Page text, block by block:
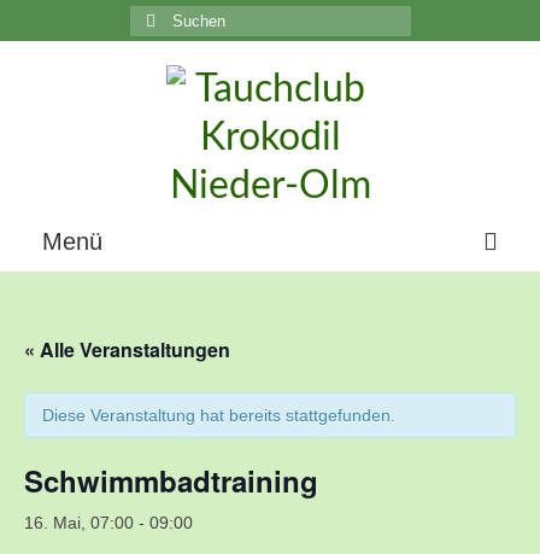
Suchen
nach:
Menü
Über uns
Die Geschichte unseres Vereins
« Alle Veranstaltungen
Diese Veranstaltung hat bereits stattgefunden.
Schwimmbadtraining
16. Mai, 07:00 - 09:00